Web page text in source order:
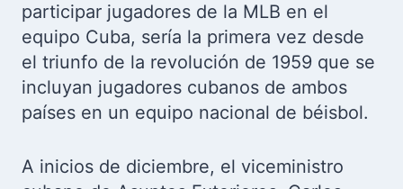
participar jugadores de la MLB en el
equipo Cuba, sería la primera vez desde
el triunfo de la revolución de 1959 que se
incluyan jugadores cubanos de ambos
países en un equipo nacional de béisbol.
A inicios de diciembre, el viceministro